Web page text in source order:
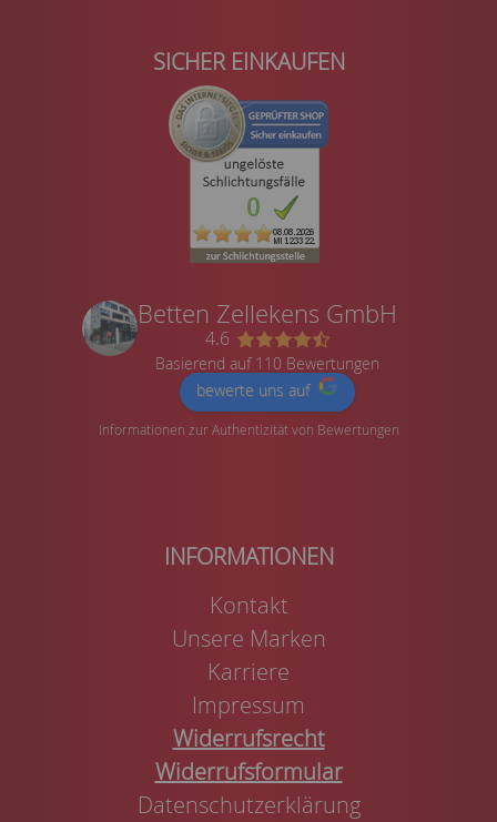
SICHER EINKAUFEN
Betten Zellekens GmbH
4.6
Basierend auf 110 Bewertungen
bewerte uns auf
Informationen zur Authentizität von Bewertungen
Kontakt
Unsere Marken
Karriere
Impressum
Widerrufsrecht
Widerrufsformular
Datenschutzerklärung